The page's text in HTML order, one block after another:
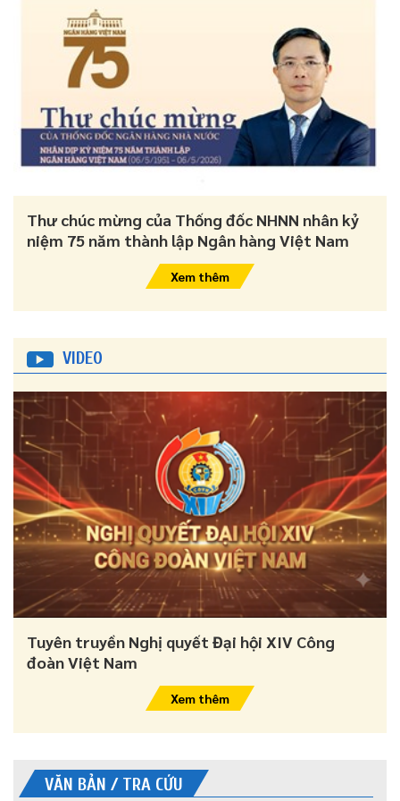
Thư chúc mừng của Thống đốc NHNN nhân kỷ
niệm 75 năm thành lập Ngân hàng Việt Nam
Xem thêm
VIDEO
Tuyên truyền Nghị quyết Đại hội XIV Công
đoàn Việt Nam
Xem thêm
VĂN BẢN / TRA CỨU